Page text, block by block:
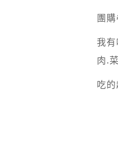
團
我有
肉.
吃